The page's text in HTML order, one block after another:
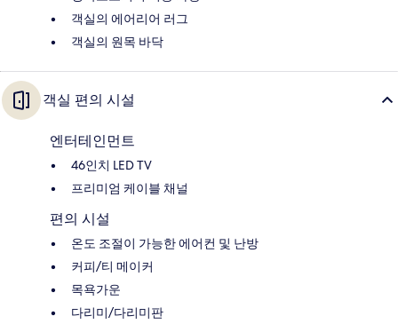
객실의 에어리어 러그
객실의 원목 바닥
객실 편의 시설
엔터테인먼트
46인치 LED TV
프리미엄 케이블 채널
편의 시설
온도 조절이 가능한 에어컨 및 난방
커피/티 메이커
목욕가운
다리미/다리미판